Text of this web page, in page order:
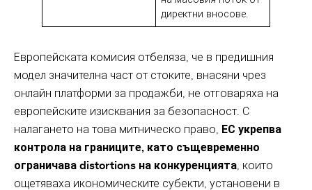
директни вносове.
Европейската комисия отбеляза, че в предишния
модел значителна част от стоките, внасяни чрез
онлайн платформи за продажби, не отговаряха на
европейските изисквания за безопасност. С
налагането на това митническо право,
ЕС укрепва
контрола на границите, като същевременно
ограничава distortions на конкуренцията , които
ощетяваха икономическите субекти, установени в